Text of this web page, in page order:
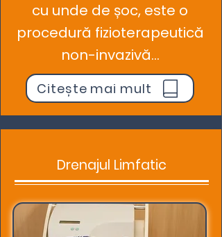
cu unde de șoc, este o
procedură fizioterapeutică
non-invazivă...
Citește mai mult
Drenajul Limfatic